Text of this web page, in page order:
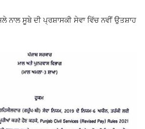
ਨਾਲ ਸੂਬੇ ਦੀ ਪ੍ਰਸ਼ਾਸਕੀ ਸੇਵਾ ਵਿੱਚ ਨਵੀਂ ਉਤਸ਼ਾਹ